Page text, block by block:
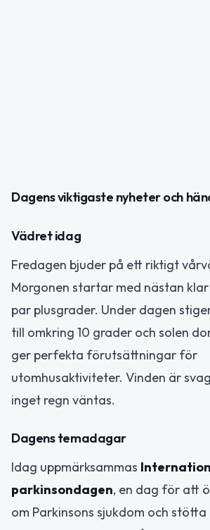
Dagens viktigaste nyheter och
Vädret idag
Fredagen bjuder på ett riktigt
Morgonen startar med nästan
par plusgrader. Under dagen
till omkring 10 grader och solen
ger perfekta förutsättningar för
utomhusaktiviteter. Vinden är
inget regn väntas.
Dagens temadagar
Idag uppmärksammas
parkinsondagen, en dag för att
om Parkinsons sjukdom och